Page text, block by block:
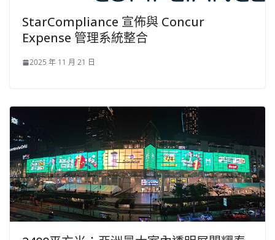
StarCompliance 宣佈與 Concur
Expense 管理系統整合
2025 年 11 月 21 日